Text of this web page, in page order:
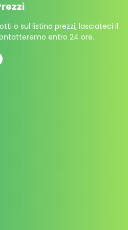
o sul listino prezzi, lasciateci il
entro 24 ore.